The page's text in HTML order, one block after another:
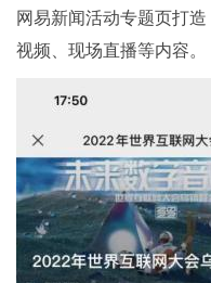
网易新闻活动专题页打
视频、现场直播等内容。